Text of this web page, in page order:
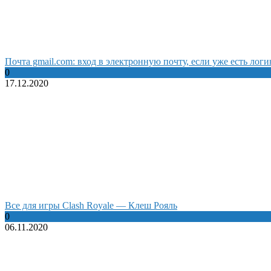
Почта gmail.com: вход в электронную почту, если уже есть
0
17.12.2020
Все для игры Clash Royale — Клеш Рояль
0
06.11.2020